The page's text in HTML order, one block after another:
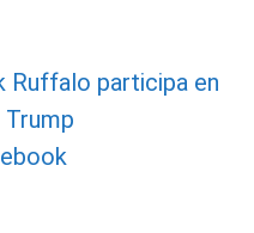
Ruffalo participa en